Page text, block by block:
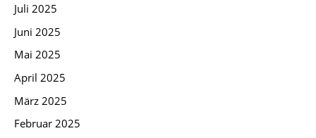
Juli 2025
Juni 2025
Mai 2025
April 2025
März 2025
Februar 2025